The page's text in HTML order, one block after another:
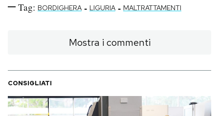
Tag: BORDIGHERA - LIGURIA - MALTRATTAMENTI
Mostra i commenti
CONSIGLIATI